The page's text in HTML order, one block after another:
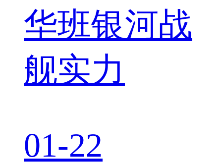
华班银河战
舰实力
01-22